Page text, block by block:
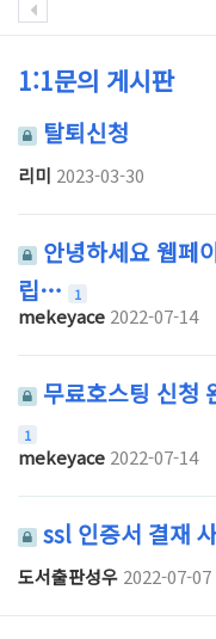
1:1문의 게시판
탈퇴신청
리미 2023-03-30
안녕하세요 웹페
립…
1
mekeyace 2022-07-14
무료호스팅 신청
1
mekeyace 2022-07-14
ssl 인증서 결재
도서출판성우 2022-07-07